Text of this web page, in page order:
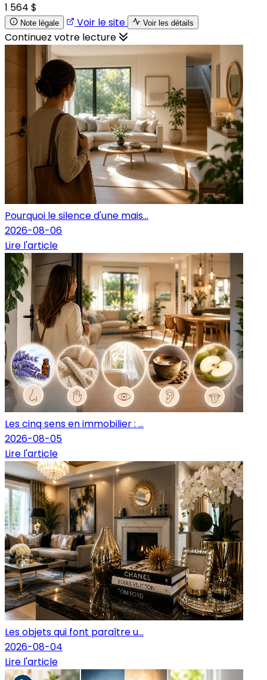
1 564 $
Note légale Voir le site Voir les détails
Continuez votre lecture
Pourquoi le silence d'une mais...
2026-08-06
Lire l'article
Les cinq sens en immobilier : ...
2026-08-05
Lire l'article
Les objets qui font paraître u...
2026-08-04
Lire l'article